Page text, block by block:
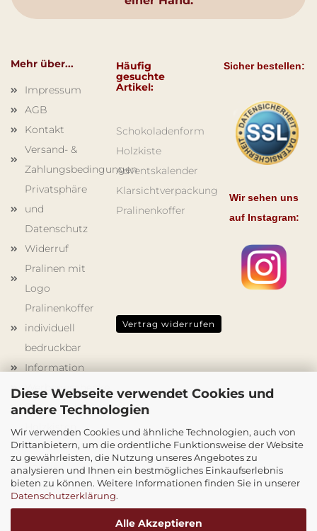
Diese Webseite verwendet Cookies und
andere Technologien
Wir verwenden Cookies und ähnliche Technologien, auch von
Drittanbietern, um die ordentliche Funktionsweise der Website
zu gewährleisten, die Nutzung unseres Angebotes zu
analysieren und Ihnen ein bestmögliches Einkaufserlebnis
bieten zu können. Weitere Informationen finden Sie in unserer
Datenschutzerklärung.
Alle Akzeptieren
Mehr über...
Impressum
AGB
Kontakt
Versand- &
Zahlungsbedingungen
Privatsphäre
und
Datenschutz
Widerruf
Pralinen mit
Logo
Pralinenkoffer
individuell
bedruckbar
Information
Werbegeschenke
Schokoladenformen
Holzkisten
mit Druck
Cookie
Einstellungen
Häufig
gesuchte
Artikel:
Schokoladenform
Holzkiste
Adventskalender
Klarsichtverpackung
Pralinenkoffer
Sicher bestellen:
Wir sehen uns
auf Instagram:
Vertrag widerrufen